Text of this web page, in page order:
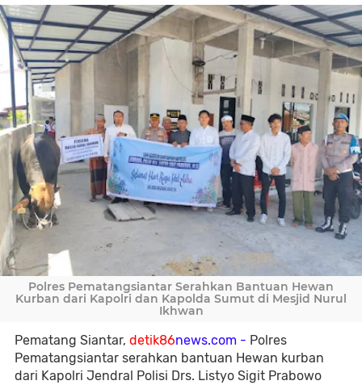
Polres Pematangsiantar Serahkan Bantuan Hewan
Kurban dari Kapolri dan Kapolda Sumut di Mesjid Nurul
Ikhwan
Pematang Siantar, detik86news.com - Polres
Pematangsiantar serahkan bantuan Hewan kurban
dari Kapolri Jendral Polisi Drs. Listyo Sigit Prabowo